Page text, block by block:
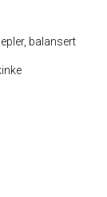
balansert